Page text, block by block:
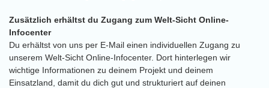
Zusätzlich erhältst du Zugang zum Welt-Sicht Online-
Infocenter
Du erhältst von uns per E-Mail einen individuellen Zugang zu
unserem Welt-Sicht Online-Infocenter. Dort hinterlegen wir
wichtige Informationen zu deinem Projekt und deinem
Einsatzland, damit du dich gut und strukturiert auf deinen